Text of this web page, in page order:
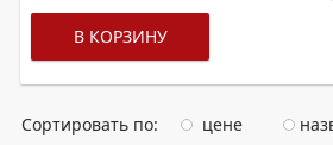
В КОРЗИНУ
Сортировать по: цене